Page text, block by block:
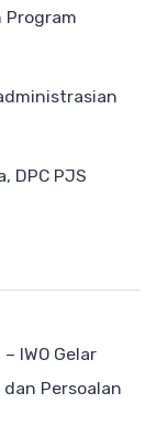
Program
DPC PJS
IWO Gelar
Persoalan